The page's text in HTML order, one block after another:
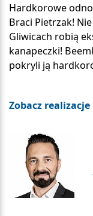
Hardkorowe
Braci Pietrzak!
Gliwicach robią
kanapeczki!
pokryli ją
Zobacz realizacje